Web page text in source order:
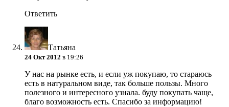
Ответить
Татьяна
24 Окт 2012 в 19:26
У нас на рынке есть, и если уж покупаю, то стараюсь
есть в натуральном виде, так больше пользы. Много
полезного и интересного узнала. буду покупать чаще,
благо возможность есть. Спасибо за информацию!